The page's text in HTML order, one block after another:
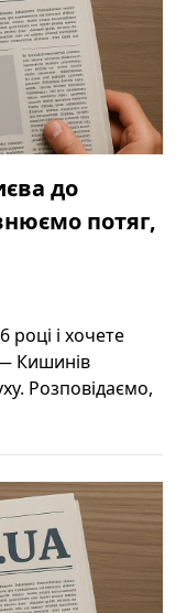
до
потяг,
році і хочете
Кишинів
Розповідаємо,